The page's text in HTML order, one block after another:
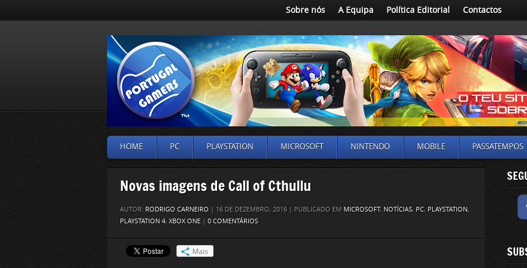
Sobre nós A Equipa Política Editorial Contactos
HOME PC PLAYSTATION MICROSOFT NINTENDO MOBILE PASSATEMPOS
Novas imagens de Call of Cthullu
AUTOR: RODRIGO CARNEIRO | 16 DE DEZEMBRO, 2016 | PUBLICADO EM MICROSOFT, NOTÍCIAS, PC, PLAYSTATION,
PLAYSTATION 4, XBOX ONE | 0 COMENTÁRIOS
Mais